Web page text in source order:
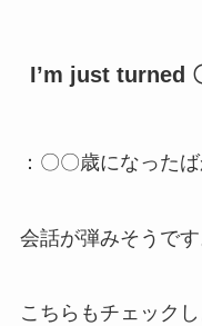
I’m just turned
：〇〇歳になったば
会話が弾みそうです
こちらもチェックし